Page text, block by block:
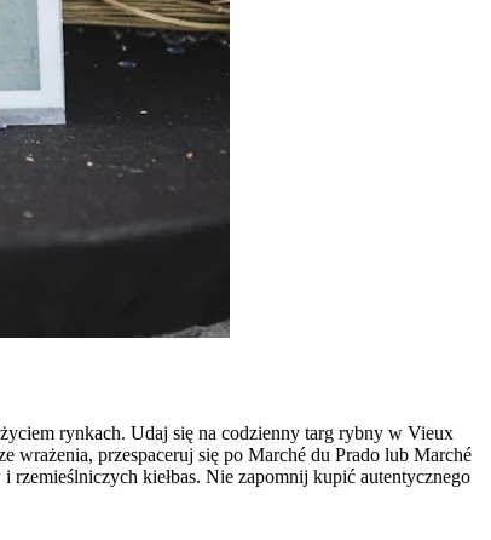
rynkach. Udaj się na codzienny targ rybny w Vieux
wrażenia, przespaceruj się po Marché du Prado lub Marché
rzemieślniczych kiełbas. Nie zapomnij kupić autentycznego